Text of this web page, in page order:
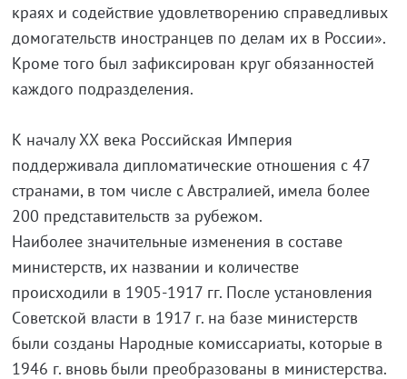
краях и содействие удовлетворению справедливых
домогательств иностранцев по делам их в России».
Кроме того был зафиксирован круг обязанностей
каждого подразделения.
К началу ХХ века Российская Империя
поддерживала дипломатические отношения с 47
странами, в том числе с Австралией, имела более
200 представительств за рубежом.
Наиболее значительные изменения в составе
министерств, их названии и количестве
происходили в 1905-1917 гг. После установления
Cоветской власти в 1917 г. на базе министерств
были созданы Народные комиссариаты, которые в
1946 г. вновь были преобразованы в министерства.